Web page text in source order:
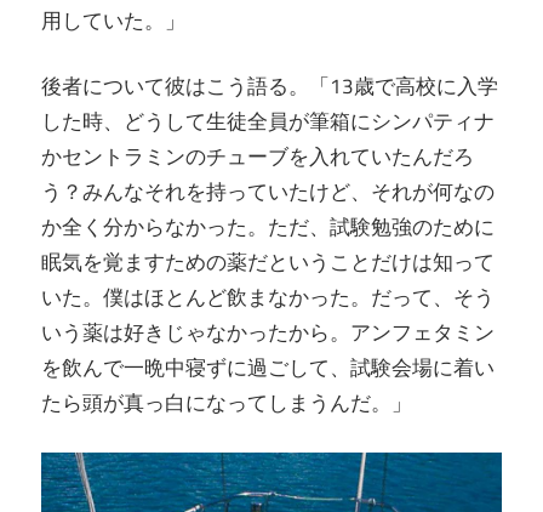
用していた。」
後者について彼はこう語る。「13歳で高校に入学
した時、どうして生徒全員が筆箱にシンパティナ
かセントラミンのチューブを入れていたんだろ
う？みんなそれを持っていたけど、それが何なの
か全く分からなかった。ただ、試験勉強のために
眠気を覚ますための薬だということだけは知って
いた。僕はほとんど飲まなかった。だって、そう
いう薬は好きじゃなかったから。アンフェタミン
を飲んで一晩中寝ずに過ごして、試験会場に着い
たら頭が真っ白になってしまうんだ。」